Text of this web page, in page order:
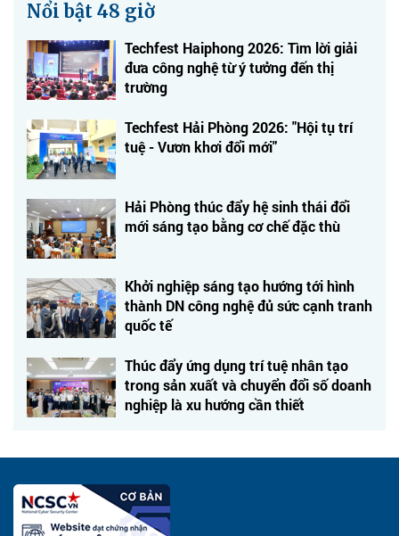
Nổi bật 48 giờ
Techfest Haiphong 2026: Tìm lời giải
đưa công nghệ từ ý tưởng đến thị
trường
Techfest Hải Phòng 2026: "Hội tụ trí
tuệ - Vươn khơi đổi mới"
Hải Phòng thúc đẩy hệ sinh thái đổi
mới sáng tạo bằng cơ chế đặc thù
Khởi nghiệp sáng tạo hướng tới hình
thành DN công nghệ đủ sức cạnh tranh
quốc tế
Thúc đẩy ứng dụng trí tuệ nhân tạo
trong sản xuất và chuyển đổi số doanh
nghiệp là xu hướng cần thiết